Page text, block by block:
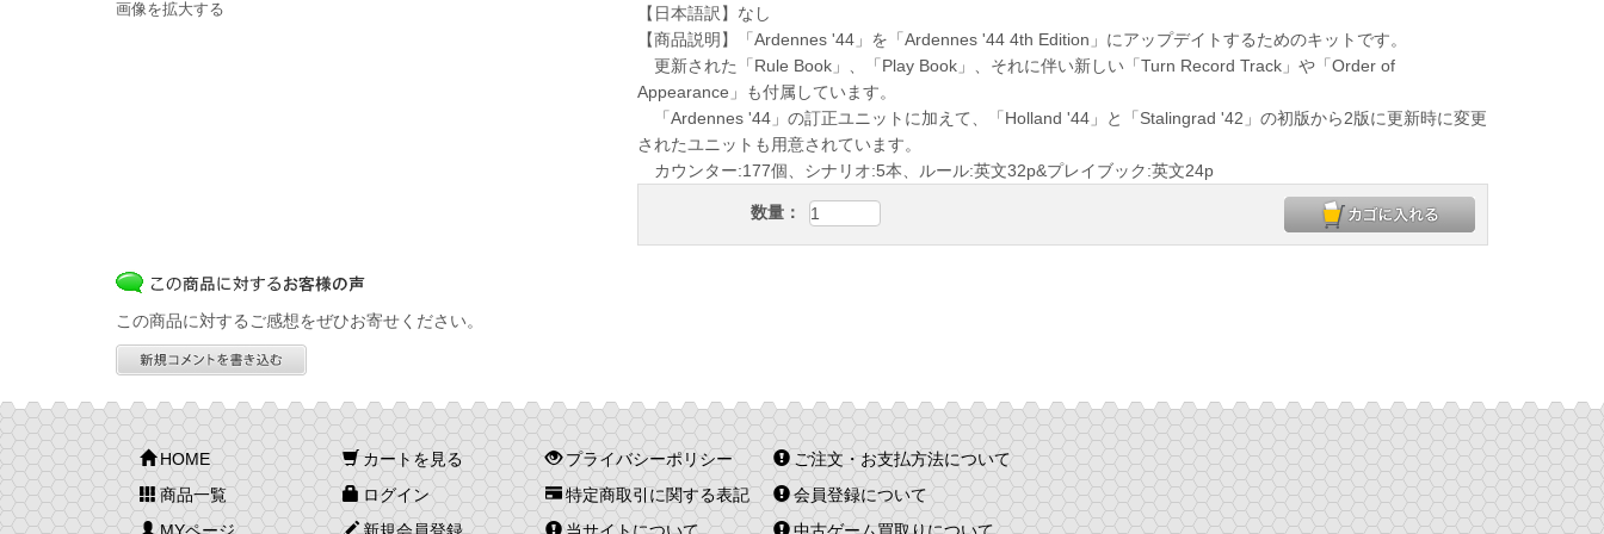
画像を拡大する
【日本語訳】なし
【商品説明】「Ardennes '44」を「Ardennes '44 4th Edition」にアップデイトするためのキットです。
更新された「Rule Book」、「Play Book」、それに伴い新しい「Turn Record Track」や「Order of
Appearance」も付属しています。
「Ardennes '44」の訂正ユニットに加えて、「Holland '44」と「Stalingrad '42」の初版から2版に更新時に変更
されたユニットも用意されています。
カウンター:177個、シナリオ:5本、ルール:英文32p&プレイブック:英文24p
数量：
この商品に対するご感想をぜひお寄せください。
HOME
商品一覧
カートを見る
ログイン
プライバシーポリシー
特定商取引に関する表記
ご注文・お支払方法について
会員登録について